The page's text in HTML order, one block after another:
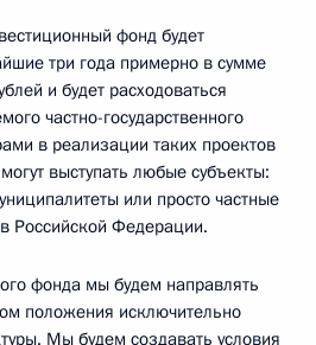
фонд будет
три года примерно в сумме
и будет расходоваться
частно-государственного
в реализации таких проектов
выступать любые субъекты:
или просто частные
Российской Федерации.
фонда мы будем направлять
положения исключительно
Мы будем создавать условия